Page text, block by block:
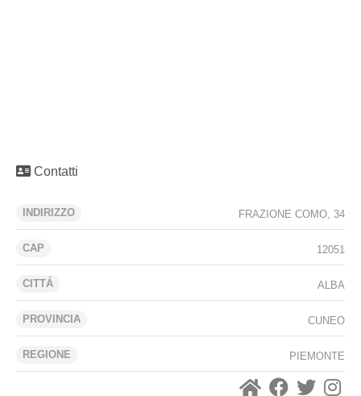
Contatti
INDIRIZZO FRAZIONE COMO, 34
CAP 12051
CITTÁ ALBA
PROVINCIA CUNEO
REGIONE PIEMONTE